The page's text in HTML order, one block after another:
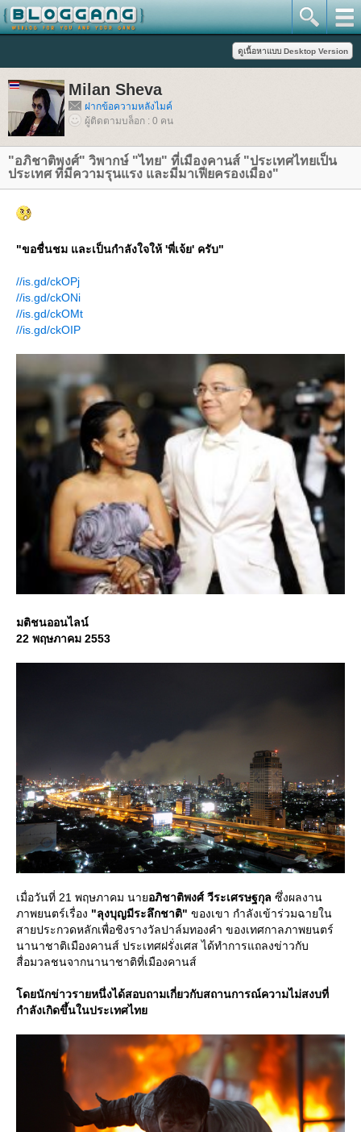
Milan Sheva
ฝากข้อความหลังไมค์
ผู้ติดตามบล็อก : 0 คน
"อภิชาติพงศ์" วิพากษ์ "ไทย" ที่เมืองคานส์ "ประเทศไทยเป็น
ประเทศ ที่มีความรุนแรง และมีมาเฟียครองเมือง"
"ขอชื่นชม และเป็นกำลังใจให้ 'พี่เจ้ย' ครับ"
//is.gd/ckOPj
//is.gd/ckONi
//is.gd/ckOMt
//is.gd/ckOIP
มติชนออนไลน์
22 พฤษภาคม 2553
เมื่อวันที่ 21 พฤษภาคม นาอภิชาติพงศ์ วีระเศรษฐกุล ซึ่งผลงาน
ภาพยนตร์เรื่อง "ลุงบุญมีระลึกชาติ" ของเขา กำลังเข้าร่วมฉายใน
สายประกวดหลักเพื่อชิงรางวัลปาล์มทองคำ ของเทศกาลภาพยนตร์
นานาชาติเมืองคานส์ ประเทศฝรั่งเศส ได้ทำการแถลงข่าวกับ
สื่อมวลชนจากนานาชาติที่เมืองคานส์
ดยนักข่าวรายหนึ่งได้สอบถามเกี่ยวกับสถานการณ์ความไม่สงบที่
กำลังเกิดขึ้นในประเทศไท